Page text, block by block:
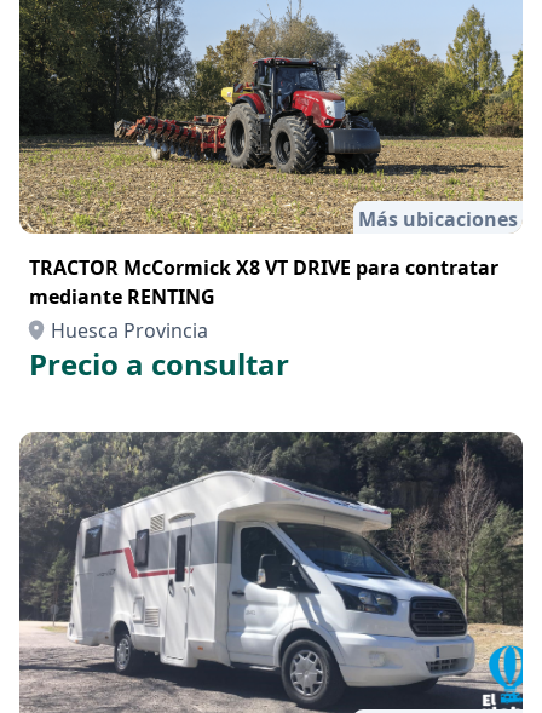
Más ubicaciones
TRACTOR McCormick X8 VT DRIVE para contratar
mediante RENTING
Huesca Provincia
Precio a consultar